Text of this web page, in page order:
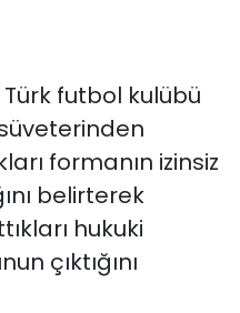
futbol kulübü
formanın izinsiz
belirterek
hukuki
çıktığını